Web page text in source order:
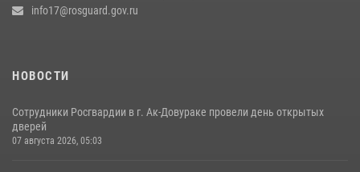
info17@rosguard.gov.ru
НОВОСТИ
Сотрудники Росгвардии в г. Ак-Довураке провели день открытых
дверей
07 августа 2026, 05:03